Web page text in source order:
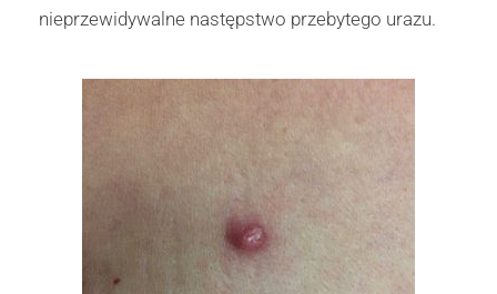
nieprzewidywalne następstwo przebytego urazu.